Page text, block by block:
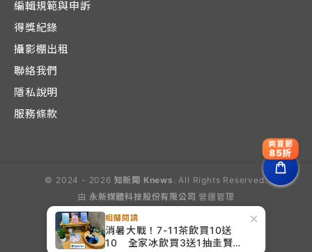
×
相關閱讀
消暑大戰！7-11茶飲買10送
10 全家冰飲買3送1抽圭賢
編輯規範與申訴
得獎紀錄
攝影棚出租
聯絡我們
隱私說明
服務條款
© 2024 - 2026 知新聞 Knews . All Rights Reserved.
由 永新媒體科技股份有限公司 營運管理
Operated by E-Lite Media Co., Ltd.
爽夏節
85折